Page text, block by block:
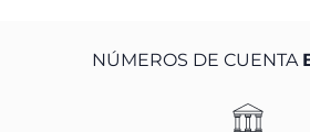
NÚMEROS DE CUENTA